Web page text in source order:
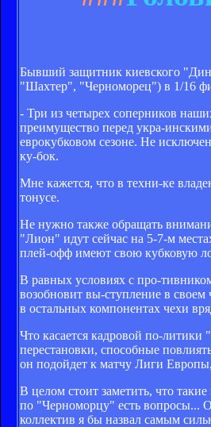
Бывший защитник киевского
"Шахтер", "Черноморец") в 1/16
- Три из четырех соперников
преимущество перед укра­-
еврокубковом сезоне. Не
ку­-бок.
Мне кажется, что в техни­-ке
тонусе.
Не нужно также обращать
"Лион" идут сейчас на 5-7-м
плей-офф имеют свою кубковую
В равных условиях с про­-
возобновит вы­-ступление в
в остальных компонентах чехи
Что касается кадровой по­-
перестановки, способные
он подойдет к матчу Лиги
В целом стоит заметить, что
по "Черноморцу" есть вопросы...
коллектив я бы назвал самым